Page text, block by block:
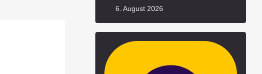
6. August 2026